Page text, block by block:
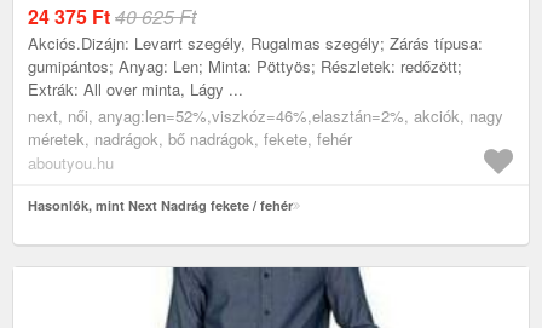
24 375 Ft40 625 Ft
Akciós.Dizájn: Levarrt szegély, Rugalmas szegély; Zárás típusa:
gumipántos; Anyag: Len; Minta: Pöttyös; Részletek: redőzött;
Extrák: All over minta, Lágy ...
next, női, anyag:len=52%,viszkóz=46%,elasztán=2%, akciók, nagy
méretek, nadrágok, bő nadrágok, fekete, fehér
aboutyou.hu
Hasonlók, mint Next Nadrág fekete / fehér